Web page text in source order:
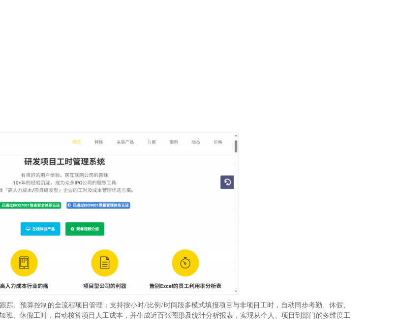
踪、预算控制的全流程项目管理；支持按小时/比例/时间段多模式填报项目与非项目工时，自动同步考勤、休假、
、休假工时，自动核算项目人工成本，并生成近百张图形及统计分析报表，实现从个人、项目到部门的多维度工